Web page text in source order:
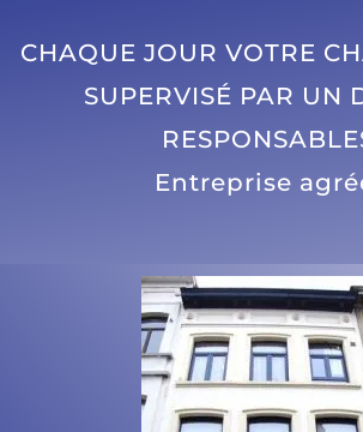
CHAQUE JOUR VOTRE
SUPERVISÉ PAR UN
Entreprise